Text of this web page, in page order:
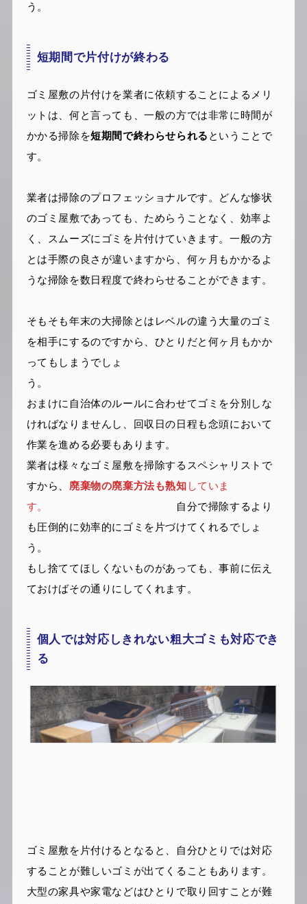
う。
短期間で片付けが終わる
ゴミ屋敷の片付けを業者に依頼することによるメリ
ットは、何と言っても、一般の方では非常に時間が
かかる掃除を短期間で終わらせられる ということで
す。
業者は掃除のプロフェッショナルです。どんな惨状
のゴミ屋敷であっても、ためらうことなく、効率よ
く、スムーズにゴミを片付けていきます。一般の方
とは手際の良さが違いますから、何ヶ月もかかるよ
うな掃除を数日程度で終わらせることができます。
そもそも年末の大掃除とはレベルの違う大量のゴミ
を相手にするのですから、ひとりだと何ヶ月もかか
ってもしまうでしょ
おまけに自治体のルールに合わせてゴミを分別しな
ければなりませんし、回収日の日程も念頭において
作業を進める必要もあります。
業者は様々なゴミ屋敷を掃除するスペシャリストで
すから、 廃棄物の廃棄方法も熟知 していま
す。
自分で掃除するより
も圧倒的に効率的にゴミを片づけてくれるでしょ
う。
もし捨ててほしくないものがあっても、事前に伝え
ておけばその通りにしてくれます。
個人では対応しきれない粗大ゴミも対応でき
る
ゴミ屋敷を片付けるとなると、自分ひとりでは対応
することが難しいゴミが出てくることもあります。
大型の家具や家電などはひとりで取り回すことが難